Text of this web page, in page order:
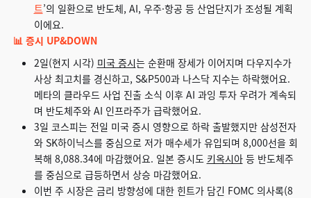
트’의 일환으로 반도체, AI, 우주·항공 등 산업단지가 조성될 계획
이에요.
📊 증시 UP&DOWN
2일(현지 시각) 미국 증시는 순환매 장세가 이어지며 다우지수가
사상 최고치를 경신하고, S&P500과 나스닥 지수는 하락했어요.
메타의 클라우드 사업 진출 소식 이후 AI 과잉 투자 우려가 계속되
며 반도체주와 AI 인프라주가 급락했어요.
3일 코스피는 전일 미국 증시 영향으로 하락 출발했지만 삼성전자
와 SK하이닉스를 중심으로 저가 매수세가 유입되며 8,000선을 회
복해 8,088.34에 마감했어요. 일본 증시도 키옥시아등 반도체주
를 중심으로 급등하면서 상승 마감했어요.
이번 주 시장은 금리 방향성에 대한 힌트가 담긴 FOMC 의사록(8